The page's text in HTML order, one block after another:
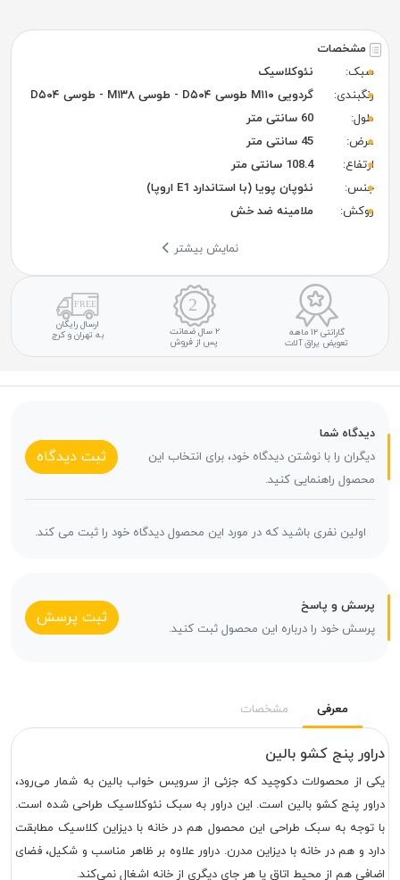
مشخصات
سبک:
نئوکلاسیک
رنگبندی:
گردویی M۱۱۰ طوسی D۵۰۴ - طوسی M۱۳۸ - طوسی D۵۰۴
طول:
60 سانتی متر
عرض:
45 سانتی متر
ارتفاع:
108.4 سانتی متر
جنس:
نئوپان پویا (با استاندارد E1 اروپا)
روکش:
ملامینه ضد خش
نمایش بیشتر
گارانتی ۱۲ ماهه
تعویض یراق آلات
۲ سال ضمانت
پس از فروش
ارسال رایگان
به تهران و کرج
دیدگاه شما
دیگران را با نوشتن دیدگاه خود، برای انتخاب این
محصول راهنمایی کنید.
ثبت دیدگاه
اولین نفری باشید که در مورد این محصول دیدگاه خود را ثبت می کند.
پرسش و پاسخ
پرسش خود را درباره این محصول ثبت کنید.
ثبت پرسش
معرفی مشخصات
دراور پنج کشو بالین
یکی از محصولات دکوچید که جزئی از سرویس خواب بالین به شمار می‌رود،
دراور پنج کشو بالین است. این دراور به سبک نئوکلاسیک طراحی شده است.
با توجه به سبک طراحی این محصول هم در خانه با دیزاین کلاسیک مطابقت
دارد و هم در خانه با دیزاین مدرن. دراور علاوه بر ظاهر مناسب و شکیل، فضای
اضافی هم از محیط اتاق یا هر جای دیگری از خانه اشغال نمی‌کند.